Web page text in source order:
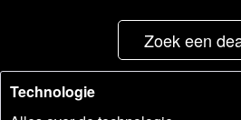
Zoek een
Technologie